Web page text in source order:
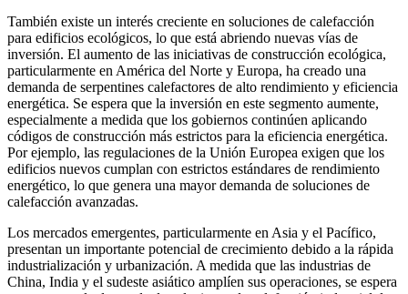
También existe un interés creciente en soluciones de calefacción
para edificios ecológicos, lo que está abriendo nuevas vías de
inversión. El aumento de las iniciativas de construcción ecológica,
particularmente en América del Norte y Europa, ha creado una
demanda de serpentines calefactores de alto rendimiento y eficiencia
energética. Se espera que la inversión en este segmento aumente,
especialmente a medida que los gobiernos continúen aplicando
códigos de construcción más estrictos para la eficiencia energética.
Por ejemplo, las regulaciones de la Unión Europea exigen que los
edificios nuevos cumplan con estrictos estándares de rendimiento
energético, lo que genera una mayor demanda de soluciones de
calefacción avanzadas.
Los mercados emergentes, particularmente en Asia y el Pacífico,
presentan un importante potencial de crecimiento debido a la rápida
industrialización y urbanización. A medida que las industrias de
China, India y el sudeste asiático amplíen sus operaciones, se espera